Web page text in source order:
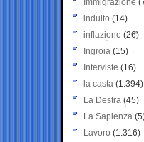
Immigrazione
indulto (14)
inflazione (26)
Ingroia (15)
Interviste (16)
la casta (1.394)
La Destra (45)
La Sapienza
Lavoro (1.316)